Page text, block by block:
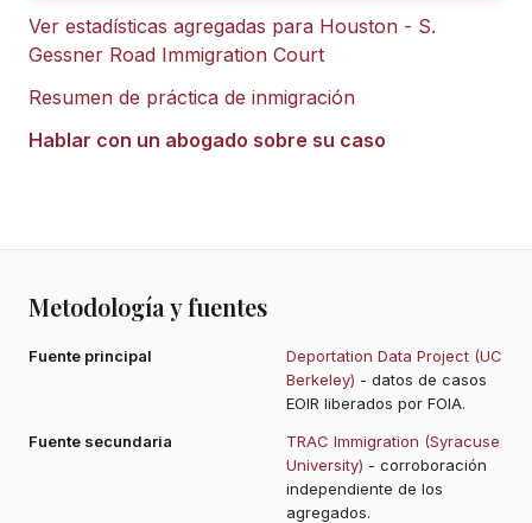
Ver estadísticas agregadas para Houston - S.
Gessner Road Immigration Court
Resumen de práctica de inmigración
Hablar con un abogado sobre su caso
Metodología y fuentes
Fuente principal
Deportation Data Project (UC
Berkeley) - datos de casos
EOIR liberados por FOIA.
Fuente secundaria
TRAC Immigration (Syracuse
University) - corroboración
independiente de los
agregados.